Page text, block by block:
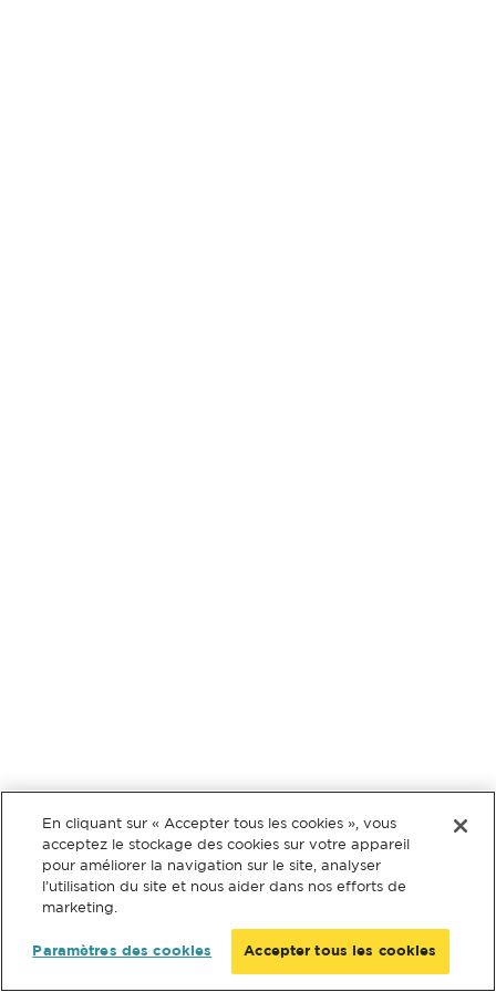
En cliquant sur « Accepter tous les cookies », vous
acceptez le stockage des cookies sur votre appareil
pour améliorer la navigation sur le site, analyser
l’utilisation du site et nous aider dans nos efforts de
marketing.
Paramètres des cookies Accepter tous les cookies